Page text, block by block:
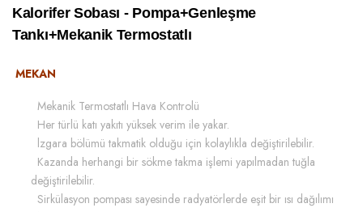
Kalorifer Sobası - Pompa+Genleşme
Tankı+Mekanik Termostatlı
MEKAN
Mekanik Termostatlı Hava Kontrolü
Her türlü katı yakıtı yüksek verim ile yakar.
lzgara bölümü takmatik olduğu için kolaylıkla değiştirilebilir.
Kazanda herhangi bir sökme takma işlemi yapılmadan tuğla
değiştirilebilir.
Sirkülasyon pompası sayesinde radyatörlerde eşit bir ısı dağılımı